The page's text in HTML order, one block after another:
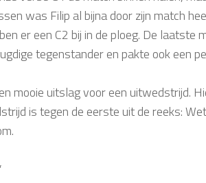
was Filip al bijna door zijn match
er een C2 bij in de ploeg. De
tegenstander en pakte ook een
mooie uitslag voor een uitwedstrijd.
is tegen de eerste uit de reeks: